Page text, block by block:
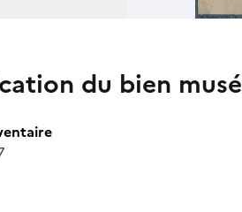
du bien